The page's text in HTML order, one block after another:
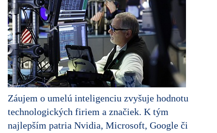
Záujem o umelú inteligenciu zvyšuje hodnotu
technologických firiem a značiek. K tým
najlepším patria Nvidia, Microsoft, Google či